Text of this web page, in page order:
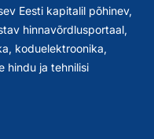
Eesti kapitalil põhinev,
hinnavõrdlusportaal,
koduelektroonika,
hindu ja tehnilisi